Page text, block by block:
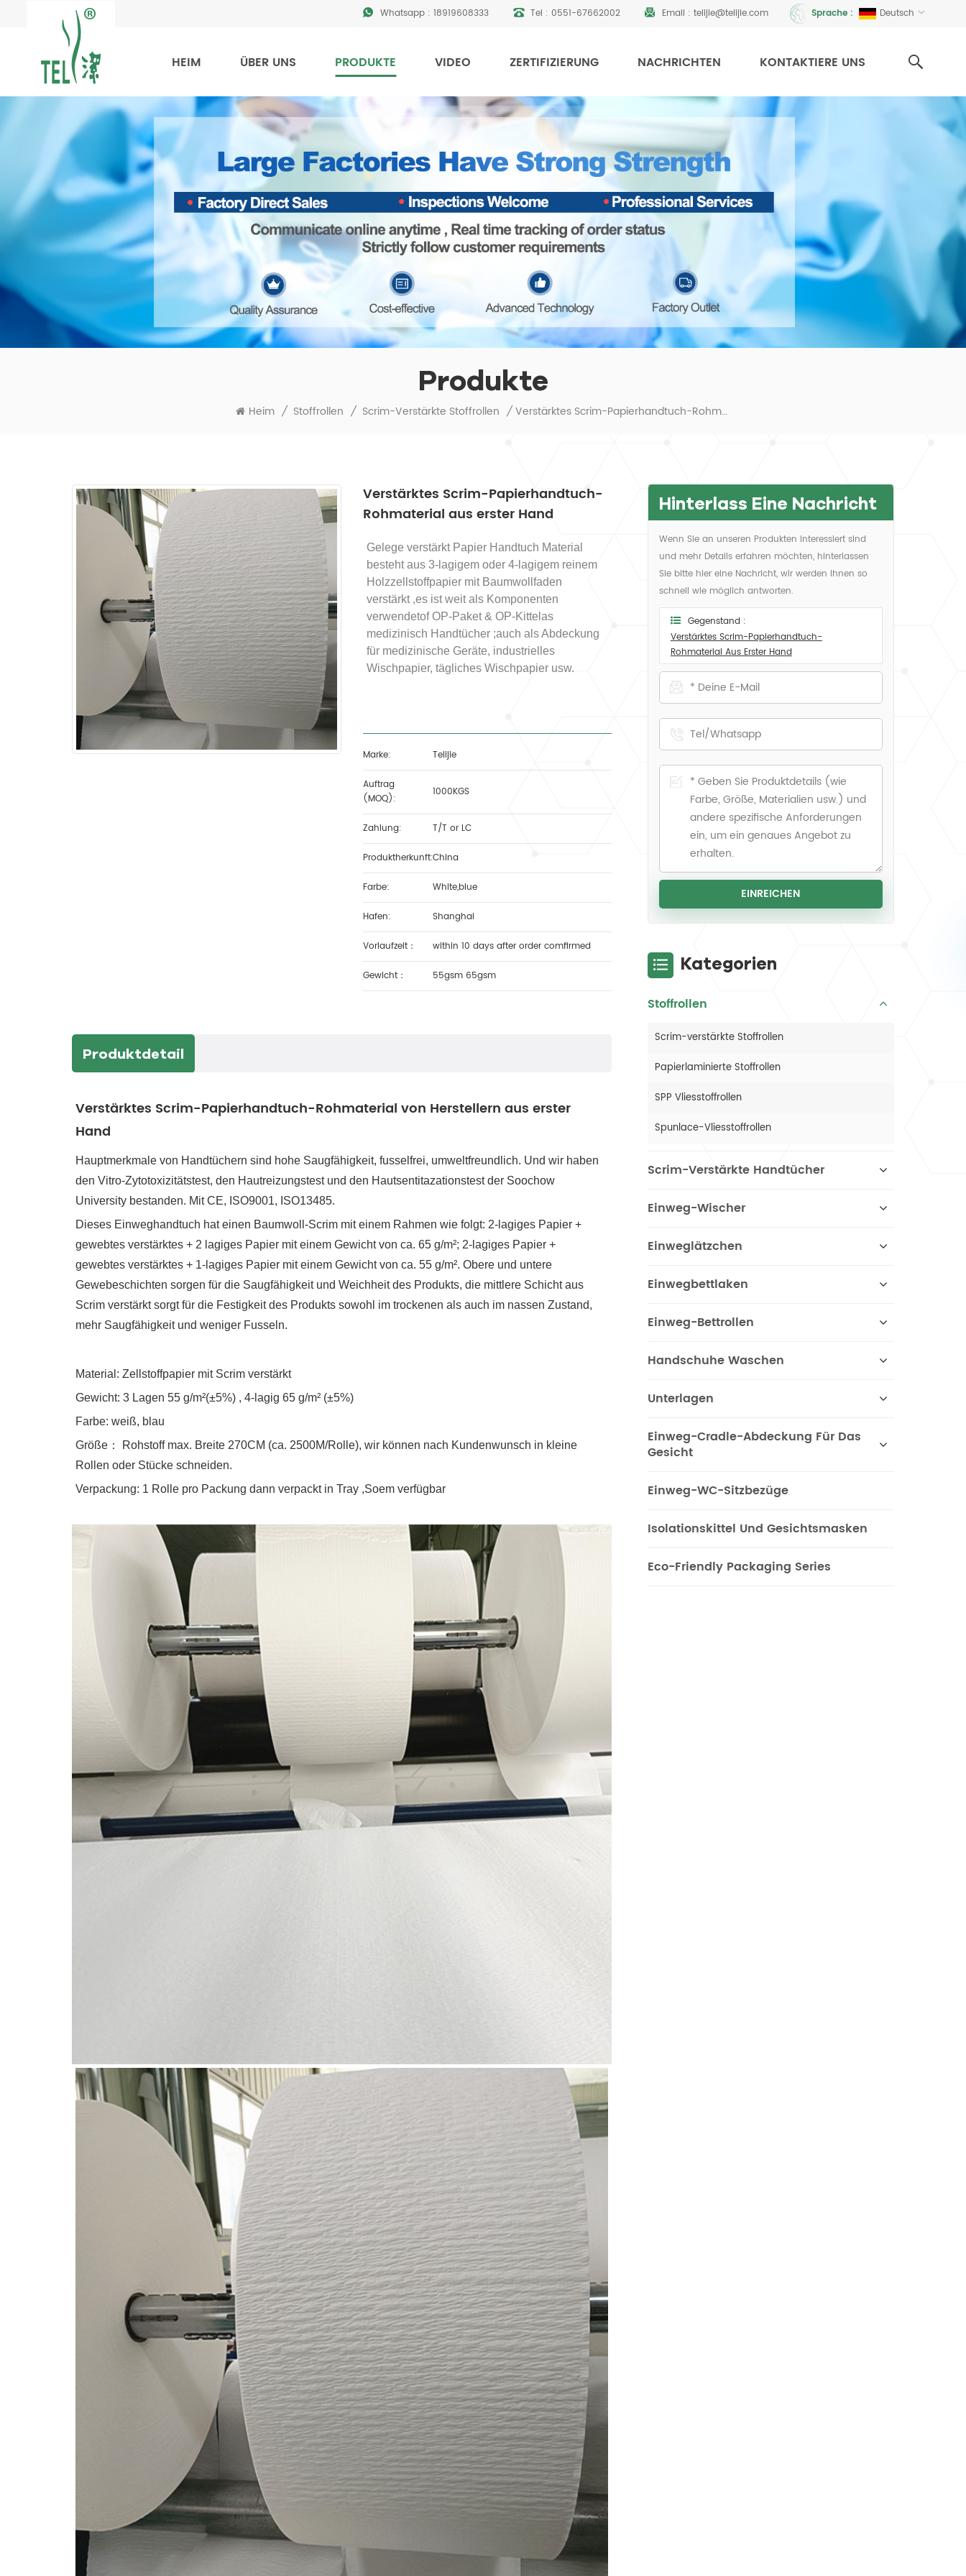
Sprache : Deutsch
Whatsapp : 18919608333 Tel : 0551-67662002 Email : telijie@telijie.com
HEIM ÜBER UNS PRODUKTE VIDEO ZERTIFIZIERUNG NACHRICHTEN KONTAKTIERE UNS
Produkte
Heim / Stoffrollen / Scrim-Verstärkte Stoffrollen / Verstärktes Scrim-Papierhandtuch-Rohmaterial Aus Erster Hand
Verstärktes Scrim-Papierhandtuch-
Rohmaterial aus erster Hand
Gelege verstärktPapier Handtuch Material
besteht aus 3-lagigem oder 4-lagigem reinem
Holzzellstoffpapier mit Baumwollfaden
verstärkt,es istweitals Komponenten
verwendetofOP-Paket& OP-Kittelas
medizinisch Handtücher ;auch als Abdeckung
für medizinische Geräte, industrielles
Wischpapier, tägliches Wischpapier usw.
Marke: Telijie
Auftrag
(MOQ):
1000KGS
Zahlung: T/T or LC
Produktherkunft:China
Farbe: White,blue
Hafen: Shanghai
Vorlaufzeit： within 10 days after order comfirmed
Gewicht： 55gsm 65gsm
Produktdetail
Verstärktes Scrim-Papierhandtuch-Rohmaterial von Herstellern aus erster
Hand
Hauptmerkmale von Handtüchern sind hohe Saugfähigkeit, fusselfrei, umweltfreundlich. Und wir haben
den Vitro-Zytotoxizitätstest, den Hautreizungstest und den Hautsentitazationstest der Soochow
University bestanden. Mit CE, ISO9001, ISO13485.
Dieses Einweghandtuch hat einen Baumwoll-Scrim mit einem Rahmen wie folgt: 2-lagiges Papier +
gewebtes verstärktes + 2 lagiges Papier mit einem Gewicht von ca. 65 g/m²; 2-lagiges Papier +
gewebtes verstärktes + 1-lagiges Papier mit einem Gewicht von ca. 55 g/m². Obere und untere
Gewebeschichten sorgen für die Saugfähigkeit und Weichheit des Produkts, die mittlere Schicht aus
Scrim verstärkt sorgt für die Festigkeit des Produkts sowohl im trockenen als auch im nassen Zustand,
mehr Saugfähigkeit und weniger Fusseln.
Material: Zellstoffpapier mit Scrim verstärkt
Gewicht: 3 Lagen 55 g/m²(±5%) , 4-lagig 65 g/m² (±5%)
Farbe: weiß, blau
Größe ：
Rohstoff max. Breite 270CM (ca. 2500M/Rolle), wir können nach Kundenwunsch in kleine
Rollen oder Stücke schneiden.
Verpackung: 1 Rolle pro Packung dann verpackt in Tray ,Soem verfügbar
Hinterlass Eine Nachricht
Wenn Sie an unseren Produkten interessiert sind
und mehr Details erfahren möchten, hinterlassen
Sie bitte hier eine Nachricht, wir werden Ihnen so
schnell wie möglich antworten.
Gegenstand :
Verstärktes Scrim-Papierhandtuch-
Rohmaterial Aus Erster Hand
Kategorien
Stoffrollen
Scrim-verstärkte Stoffrollen
Papierlaminierte Stoffrollen
SPP Vliesstoffrollen
Spunlace-Vliesstoffrollen
Scrim-Verstärkte Handtücher
Einweg-Wischer
Einweglätzchen
Einwegbettlaken
Einweg-Bettrollen
Handschuhe Waschen
Unterlagen
Einweg-Cradle-Abdeckung Für Das
Gesicht
Einweg-WC-Sitzbezüge
Isolationskittel Und Gesichtsmasken
Eco-Friendly Packaging Series